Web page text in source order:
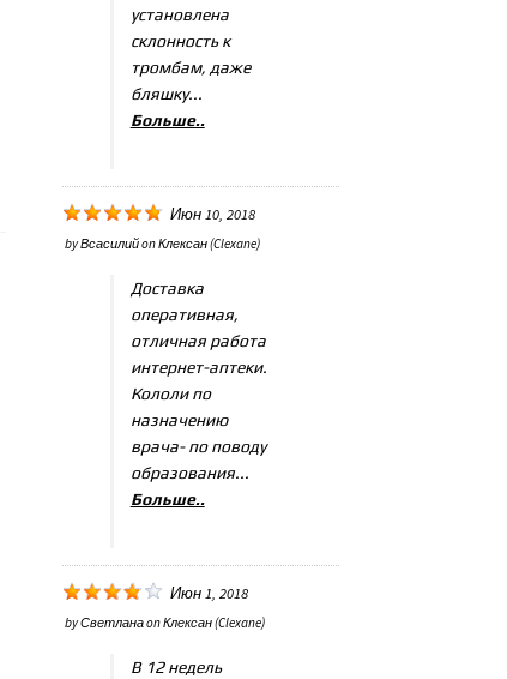
установлена
склонность к
тромбам, даже
бляшку...
Больше..
Июн 10, 2018
byВсасилийonКлексан (Clexane)
Доставка
оперативная,
отличная работа
интернет-аптеки.
Кололи по
назначению
врача- по поводу
образования...
Больше..
Июн 1, 2018
byСветланаonКлексан (Clexane)
В 12 недель